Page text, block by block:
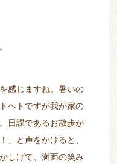
感じますね。暑いの
ヘトですが我が家の
日課であるお散歩が
」と声をかけると、
しげて、満面の笑み